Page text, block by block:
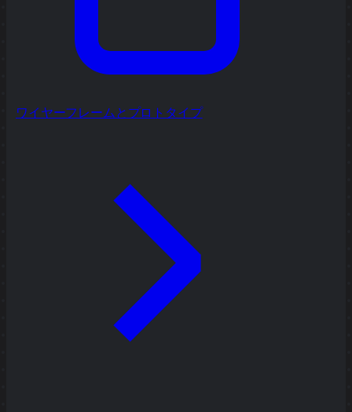
ワイヤーフレームとプロトタイプ